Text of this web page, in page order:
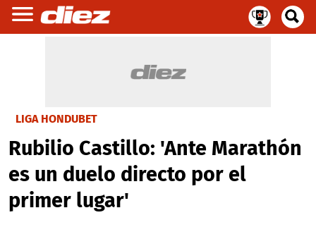
LIGA HONDUBET
Rubilio Castillo: 'Ante Marathón
es un duelo directo por el
primer lugar'